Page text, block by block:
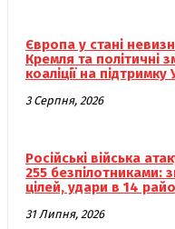
Європа у стані
Кремля та політичні
коаліції на підтримку
3 Серпня, 2026
Російські війська
255 безпілотниками:
цілей, удари в 14
31 Липня, 2026